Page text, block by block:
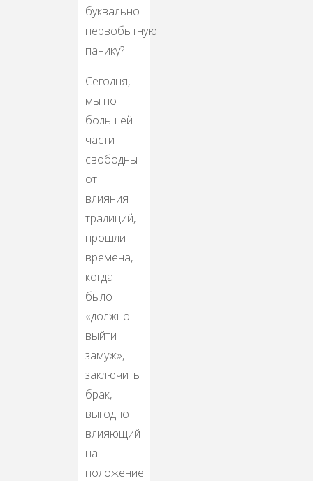
буквально
первобытную
панику?
Сегодня,
мы по
большей
части
свободны
от
влияния
традиций,
прошли
времена,
когда
было
«должно
выйти
замуж»,
заключить
брак,
выгодно
влияющий
на
положение